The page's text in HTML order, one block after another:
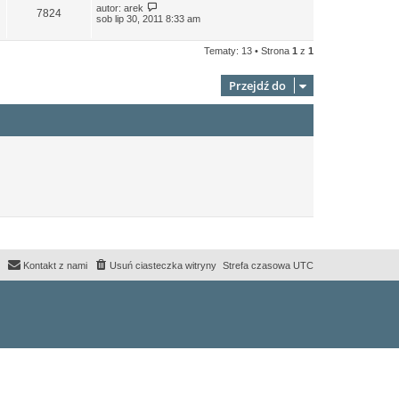
7824 autor: arek
sob lip 30, 2011 8:33 am
Tematy: 13 • Strona 1 z 1
Przejdź do
Strefa czasowa UTC
Usuń ciasteczka witryny
Kontakt z nami